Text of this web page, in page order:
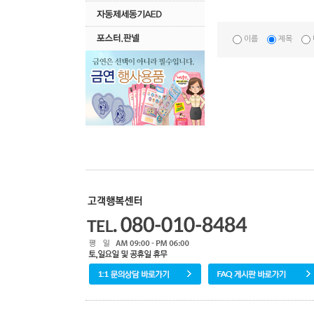
이름 제목